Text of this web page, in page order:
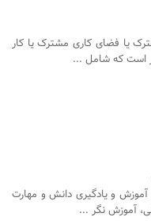
یا فضای کاری مشترک یا کار
آموزش و یادگیری دانش و مهارت
آموزش نگر ...